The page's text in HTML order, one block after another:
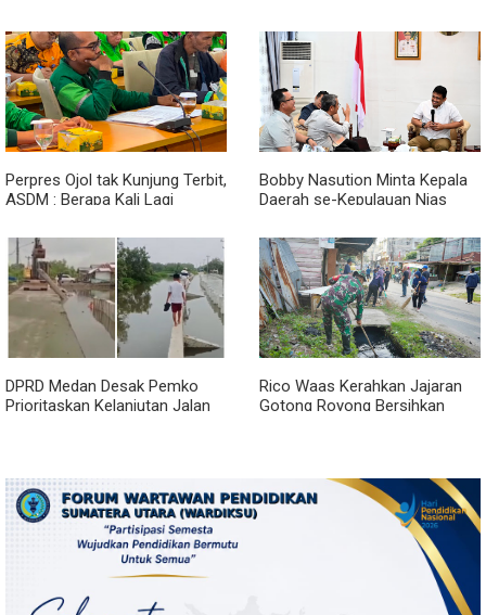
2026
Ketergantungan Gadget
Perpres Ojol tak Kunjung Terbit,
ASDM : Berapa Kali Lagi
Janji?
Bobby Nasution Minta Kepala
Daerah se-Kepulauan Nias
DPRD Medan Desak Pemko
Prioritaskan Kelanjutan Jalan
Rico Waas Kerahkan Jajaran
Gotong Royong Bersihkan